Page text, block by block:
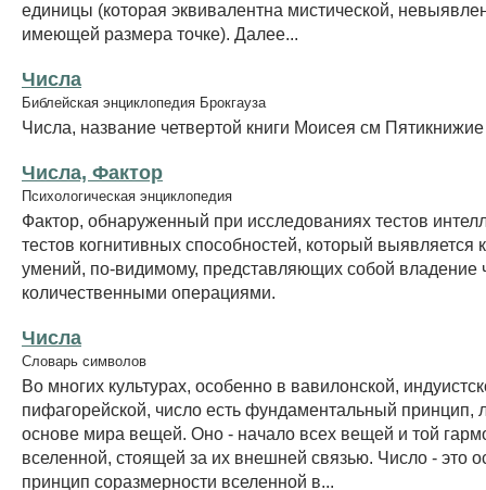
единицы (которая эквивалентна мистической,
имеющей размера точке). Далее...
Числа
Библейская энциклопедия Брокгауза
Числа, название четвертой книги Моисея см
Числа, Фактор
Психологическая энциклопедия
Фактор, обнаруженный при исследованиях тестов
тестов когнитивных способностей, который выявляется
умений, по-видимому, представляющих собой владение
количественными операциями.
Числа
Словарь символов
Во многих культурах, особенно в вавилонской,
пифагорейской, число есть фундаментальный принцип,
основе мира вещей. Оно - начало всех вещей и той
вселенной, стоящей за их внешней связью. Число - это
принцип соразмерности вселенной в...